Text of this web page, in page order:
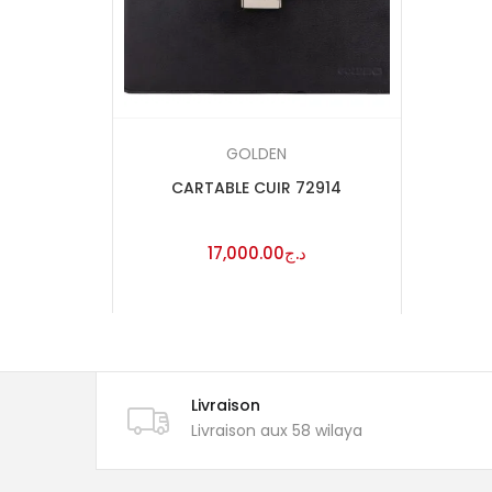
GOLDEN
CARTABLE CUIR 72914
د.ج17,000.00
Livraison
Livraison aux 58 wilaya